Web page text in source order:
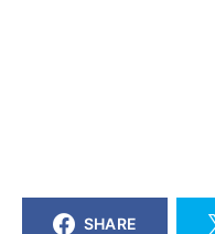
SHARE